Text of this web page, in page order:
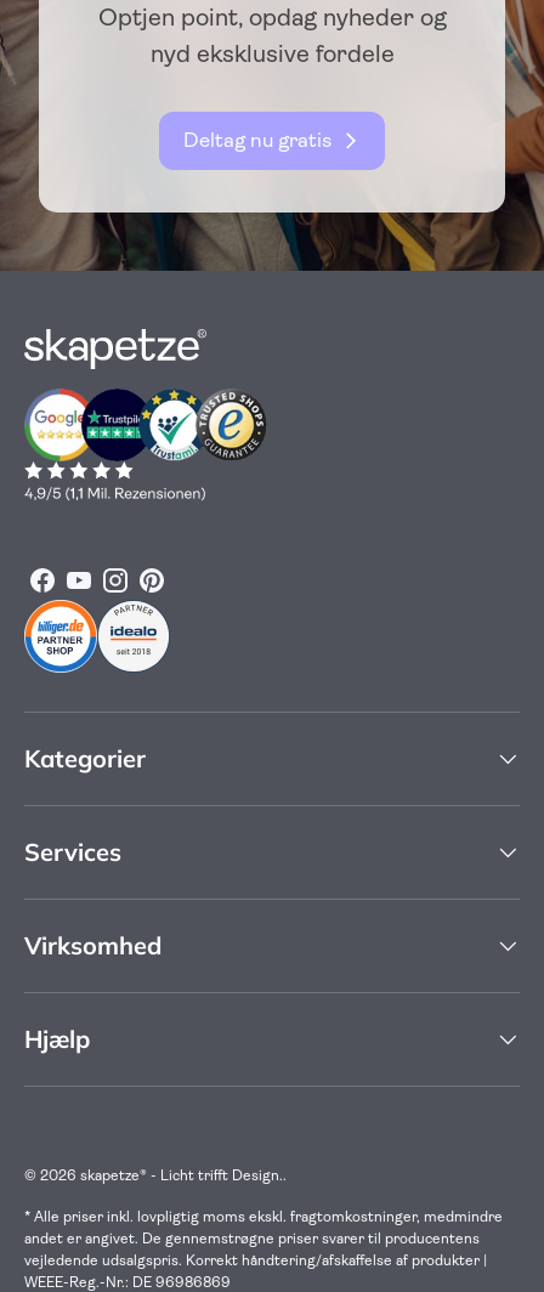
Optjen point, opdag nyheder og
nyd eksklusive fordele
Deltag nu gratis
Facebook
YouTubeInstagram
Pinterest
Kategorier
Services
Virksomhed
Hjælp
© 2026 skapetze® - Licht trifft Design..
* Alle priser inkl. lovpligtig moms ekskl. fragtomkostninger, medmindre
andet er angivet. De gennemstrøgne priser svarer til producentens
vejledende udsalgspris. Korrekt håndtering/afskaffelse af produkter |
WEEE-Reg.-Nr.: DE 96986869